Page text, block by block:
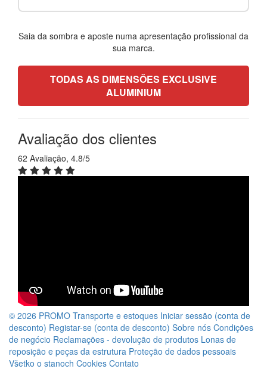
Saia da sombra e aposte numa apresentação profissional da
sua marca.
TODAS AS DIMENSÕES EXCLUSIVE
ALUMINIUM
Avaliação dos clientes
62 Avaliação, 4.8/5
© 2026 PROMO Transporte e estoques Iniciar sessão (conta de
desconto) Registar-se (conta de desconto) Sobre nós Condições
de negócio Reclamações - devolução de produtos Lonas de
reposição e peças da estrutura Proteção de dados pessoais
Všetko o stanoch Cookies Contato